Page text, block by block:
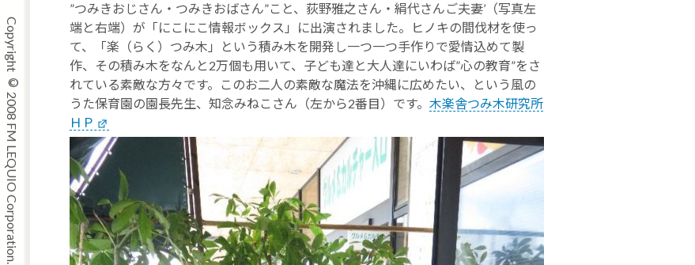
”つみきおじさん・つみきおばさん”こと、荻野雅之さん・絹代さんご夫妻’（写真左
端と右端）が「にこにこ情報ボックス」に出演されました。ヒノキの間伐材を使っ
て、「楽（らく）つみ木」という積み木を開発し一つ一つ手作りで愛情込めて製
作、その積み木をなんと2万個も用いて、子ども達と大人達にいわば”心の教育”をさ
れている素敵な方々です。このお二人の素敵な魔法を沖縄に広めたい、という風の
うた保育園の園長先生、知念みねこさん（左から2番目）です。 木楽舎つみ木研究所
ＨＰ